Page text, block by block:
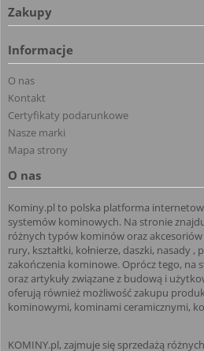
Zakupy
Informacje
O nas
Kontakt
Certyfikaty podarunkowe
Nasze marki
Mapa strony
O nas
Kominy.pl to polska platforma
systemów kominowych. Na stronie
różnych typów kominów oraz
rury, kształtki, kołnierze, daszki, nasady
zakończenia kominowe. Oprócz tego, na
oraz artykuły związane z budową i
oferują również możliwość zakupu
kominowymi, kominami ceramicznymi,
KOMINY.pl, zajmuje się sprzedażą